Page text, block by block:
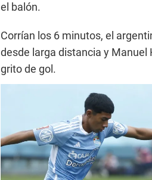
el balón.
Corrían los 6 minutos, el
desde larga distancia y Manuel
grito de gol.